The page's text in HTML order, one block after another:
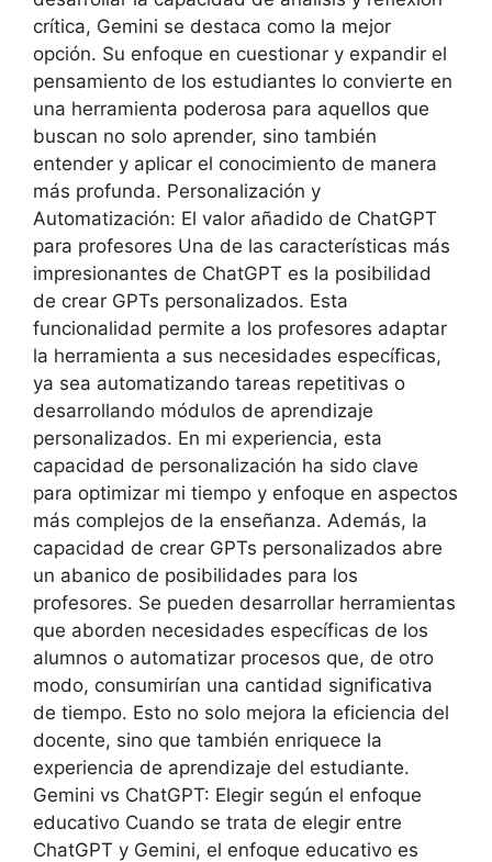
crítica, Gemini se destaca como la mejor
opción. Su enfoque en cuestionar y expandir el
pensamiento de los estudiantes lo convierte en
una herramienta poderosa para aquellos que
buscan no solo aprender, sino también
entender y aplicar el conocimiento de manera
más profunda. Personalización y
Automatización: El valor añadido de ChatGPT
para profesores Una de las características más
impresionantes de ChatGPT es la posibilidad
de crear GPTs personalizados. Esta
funcionalidad permite a los profesores adaptar
la herramienta a sus necesidades específicas,
ya sea automatizando tareas repetitivas o
desarrollando módulos de aprendizaje
personalizados. En mi experiencia, esta
capacidad de personalización ha sido clave
para optimizar mi tiempo y enfoque en aspectos
más complejos de la enseñanza. Además, la
capacidad de crear GPTs personalizados abre
un abanico de posibilidades para los
profesores. Se pueden desarrollar herramientas
que aborden necesidades específicas de los
alumnos o automatizar procesos que, de otro
modo, consumirían una cantidad significativa
de tiempo. Esto no solo mejora la eficiencia del
docente, sino que también enriquece la
experiencia de aprendizaje del estudiante.
Gemini vs ChatGPT: Elegir según el enfoque
educativo Cuando se trata de elegir entre
ChatGPT y Gemini, el enfoque educativo es